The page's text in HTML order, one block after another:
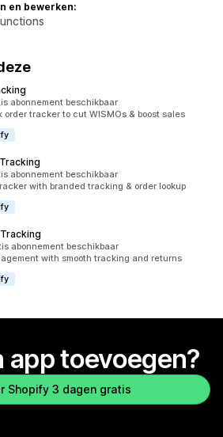
en bewerken:
totaal
abonnement beschikbaar
order tracker to cut WISMOs & boost sales
abonnement beschikbaar
with branded tracking & order lookup
totaal
abonnement beschikbaar
with smooth tracking and returns
app toevoegen?
Shopify 3 dagen gratis